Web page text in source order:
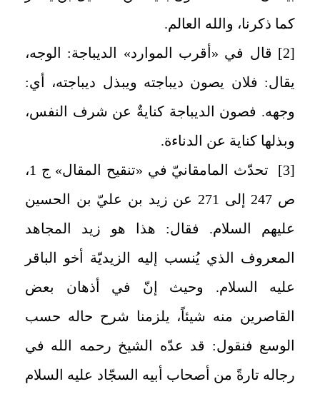
كما ذكرنا، والله العالم.
[2]
قال في «أقرب الموارد» الديباجة: الوجه،
يقال: فلان يصون ديباجته ويبذل ديباجته، أي:
وجهه. فصون الديباجة كنايةٌ عن شرف النفس،
وبذلها كناية عن الدناءة.
[3]
تحدّث المامقانيّ في «تنقيح المقال» ج 1،
ص 247 إلى 271 عن زيد بن عليّ بن الحسين
عليهم السلام. فقال: هذا هو زيد المجاهد
المعروف الذي يُنسب إليه الزيديّة أخو الباقر
عليه السلام. وحيث إنّ في أذهان بعض
القاصرين منه شيئاً، يلزمنا شرح حاله حسب
الوسع فنقول: قد عدّه الشيخ رحمه الله في
رجاله تارةً من أصحاب أبيه السجّاد عليه السلام